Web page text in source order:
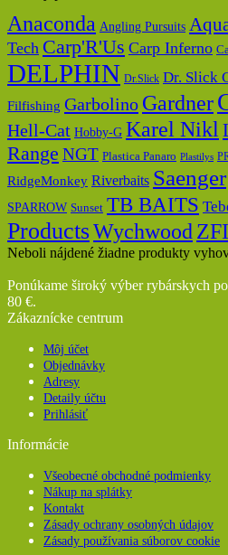
Anaconda Angling Pursuits
Tech Carp'R'Us Carp Inferno
DELPHIN Dr.Slick Dr. Slick
Filfishing Garbolino Gardner
Hell-Cat Hobby-G Karel Nikl
Range NGT Plastica Panaro Plastilys
RidgeMonkey Riverbaits Saenger
SPARROW Sunset TB BAITS
ProductsWychwood
Neboli nájdené žiadne produkty
Ponúkame široký výber rybárskych
80 €.
Zákaznícke centrum
Môj účet
Objednávky
Adresy
Detaily účtu
Prihlásiť
Informácie
Všeobecné obchodné podmienky
Nákup na splátky
Kontakt
Zásady ochrany osobných údajov
Zásady používania súborov cookie